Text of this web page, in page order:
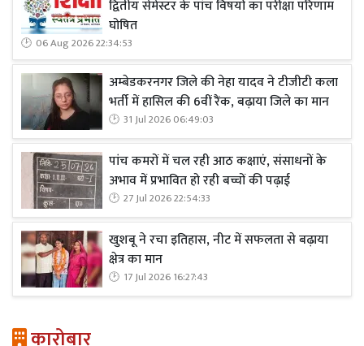
द्वितीय सेमेस्टर के पांच विषयों का परीक्षा परिणाम
घोषित
06 Aug 2026 22:34:53
अम्बेडकरनगर जिले की नेहा यादव ने टीजीटी कला
भर्ती में हासिल की 6वीं रैंक, बढ़ाया जिले का मान
31 Jul 2026 06:49:03
पांच कमरों में चल रही आठ कक्षाएं, संसाधनों के
अभाव में प्रभावित हो रही बच्चों की पढ़ाई
27 Jul 2026 22:54:33
खुशबू ने रचा इतिहास, नीट में सफलता से बढ़ाया
क्षेत्र का मान
17 Jul 2026 16:27:43
कारोबार